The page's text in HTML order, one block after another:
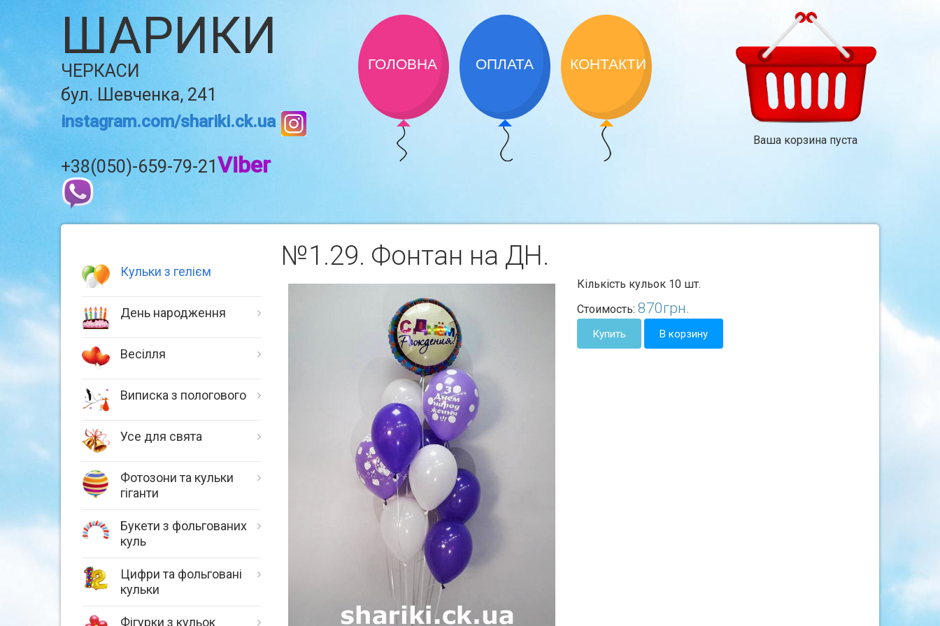
ШАРИКИ
ЧЕРКАСИ
бул. Шевченка, 241
instagram.com/shariki.ck.ua
+38(050)-659-79-21Viber
ГОЛОВНА ОПЛАТА КОНТАКТИ
Ваша корзина пуста
Кульки з гелієм
День народження
Весілля
Виписка з пологового
Усе для свята
Фотозони та кульки
гіганти
Букети з фольгованих
куль
Цифри та фольговані
кульки
Фігурки з кульок
№1.29. Фонтан на ДН.
Кiлькiсть кульок 10 шт.
Стоимость: 870грн.
Купить В корзину